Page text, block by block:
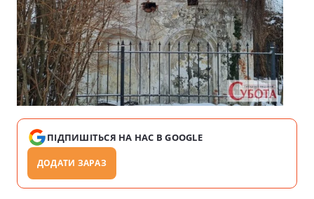
ПІДПИШІТЬСЯ НА НАС В GOOGLE
ДОДАТИ ЗАРАЗ